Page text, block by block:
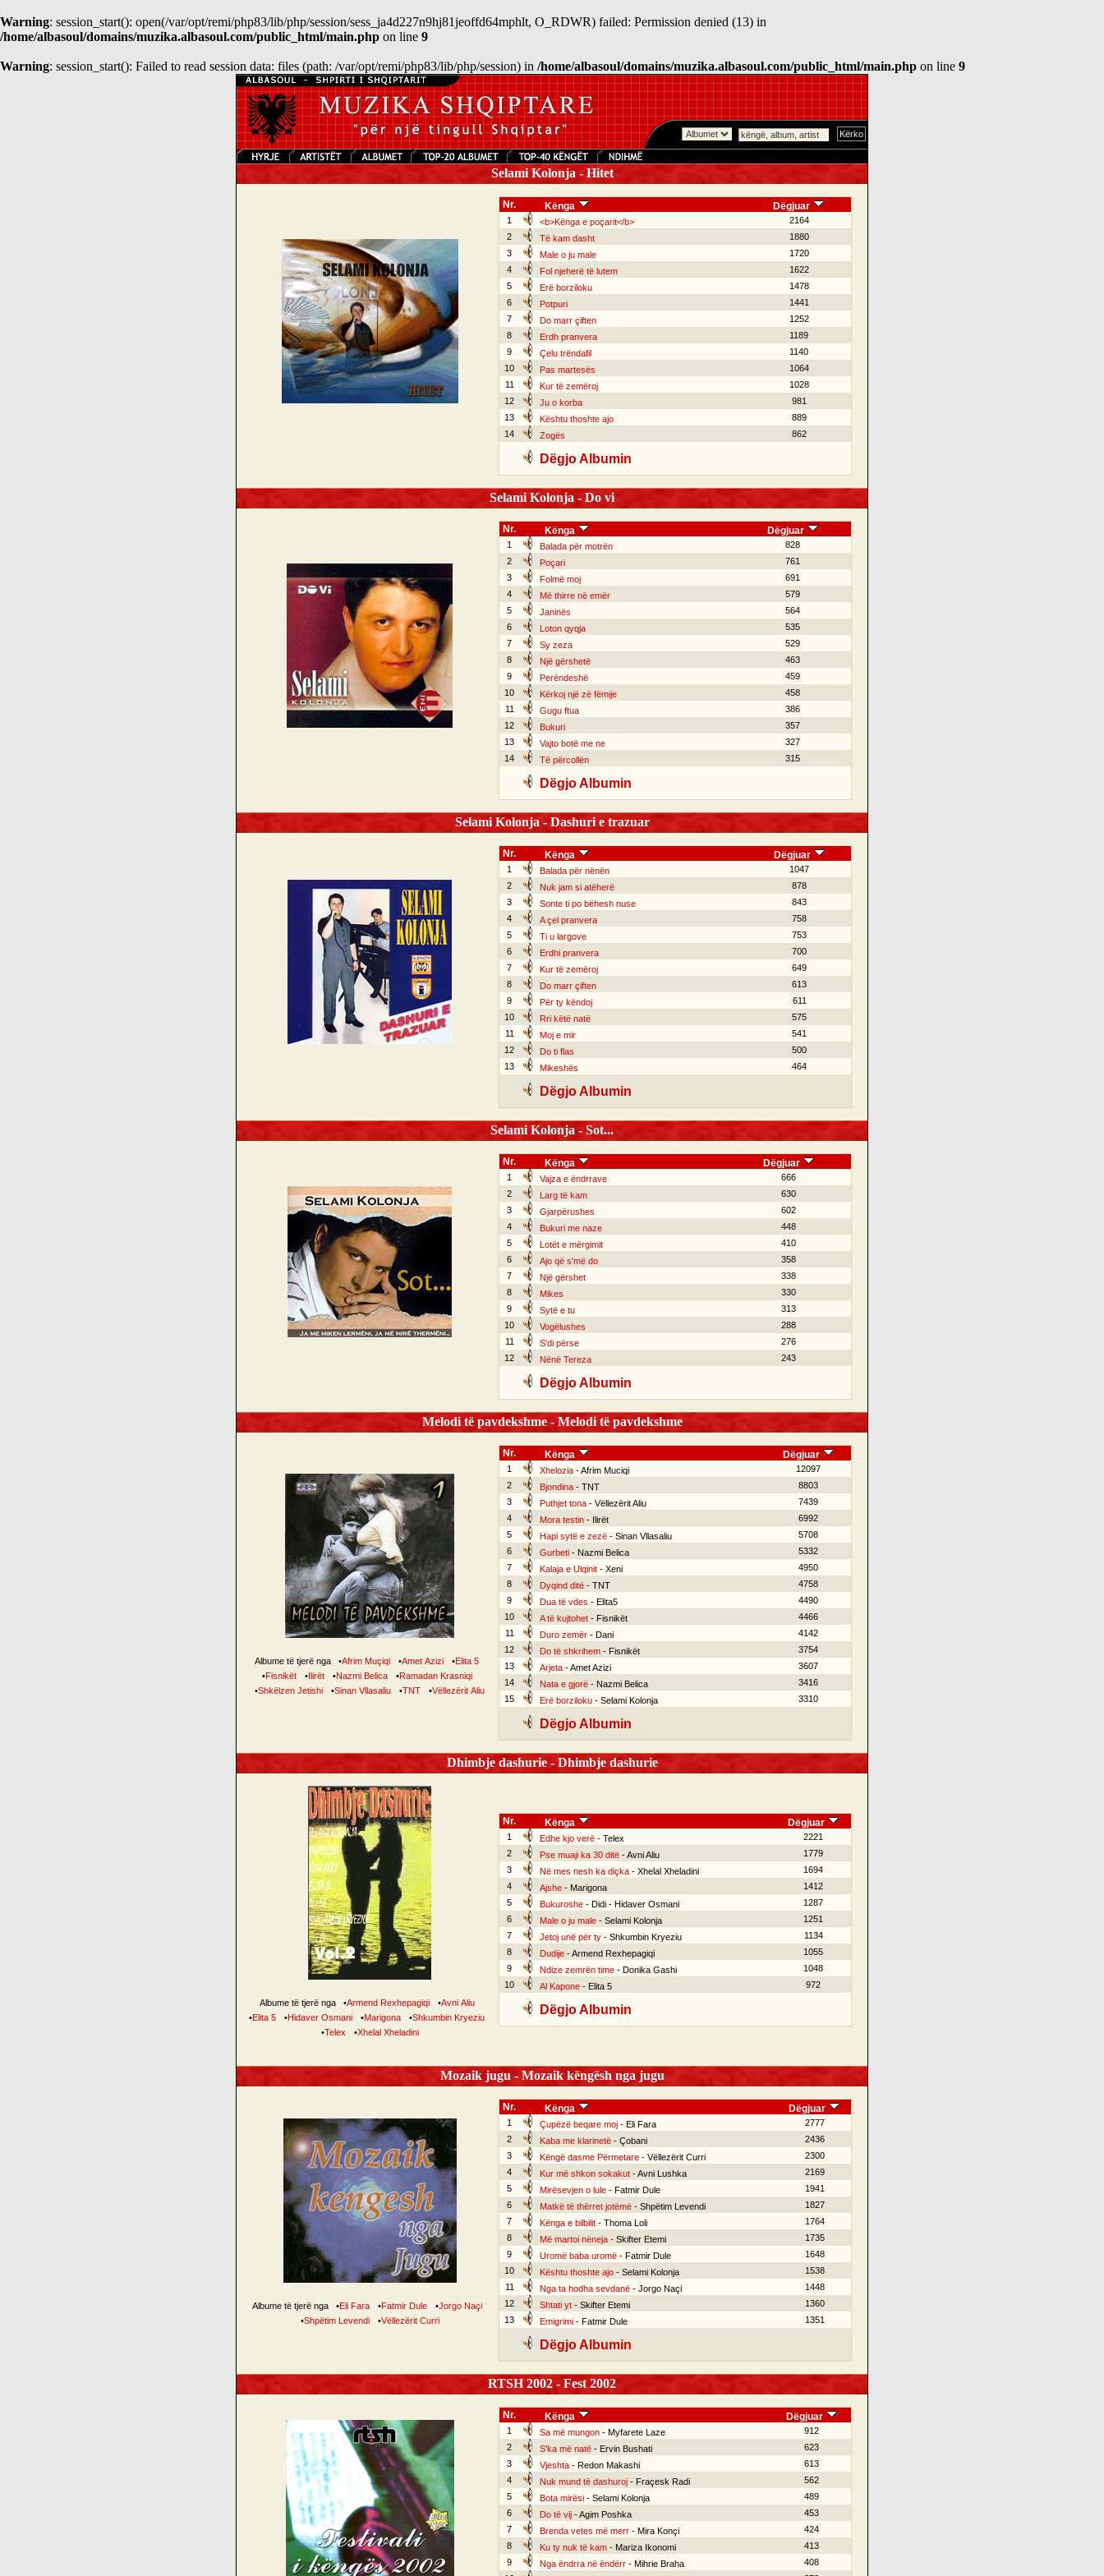
Warning: session_start(): open(/var/opt/remi/php83/lib/php/session/sess_ja4d227n9hj81jeoffd64mphlt, O_RDWR) failed: Permission denied (13) in
/home/albasoul/domains/muzika.albasoul.com/public_html/main.php on line 9
Warning: session_start(): Failed to read session data: files (path: /var/opt/remi/php83/lib/php/session) in /home/albasoul/domains/muzika.albasoul.com/public_html/main.php on line 9
Selami Kolonja - Hitet
Nr. Kënga Dëgjuar
1 <b>Kënga e poçarit</b>
2164
2
Të kam dasht
1880
3
Male o ju male
1720
4
Fol njeherë të lutem
1622
5
Erë borziloku
1478
6
Potpuri
1441
7
Do marr çiften
1252
8
Erdh pranvera
1189
9
Çelu trëndafil
1140
10
Pas martesës
1064
11
Kur të zemëroj
1028
12
Ju o korba
981
13
Kështu thoshte ajo
889
14
Zogës 862
Dëgjo Albumin
Selami Kolonja - Do vi
Nr. Kënga Dëgjuar
1 Balada për motrën
828
2
Poçari
761
3
Folmë moj
691
4
Më thirre në emër
579
5
Janinës
564
6
Loton qyqja
535
7
Sy zeza
529
8
Një gërshetë
463
9
Perëndeshë
459
10
Kërkoj një zë fëmije
458
11
Gugu ftua
386
12
Bukuri
357
13
Vajto botë me ne
327
14
Të përcollën 315
Dëgjo Albumin
Selami Kolonja - Dashuri e trazuar
Nr. Kënga Dëgjuar
1 Balada për nënën
1047
2
Nuk jam si atëherë
878
3
Sonte ti po bëhesh nuse
843
4
A çel pranvera
758
5
Ti u largove
753
6
Erdhi pranvera
700
7
Kur të zemëroj
649
8
Do marr çiften
613
9
Për ty këndoj
611
10
Rri këtë natë
575
11
Moj e mir
541
12
Do ti flas
500
13
Mikeshës 464
Dëgjo Albumin
Selami Kolonja - Sot...
Nr. Kënga Dëgjuar
1 Vajza e ëndrrave
666
2
Larg të kam
630
3
Gjarpërushes
602
4
Bukuri me naze
448
5
Lotët e mërgimit
410
6
Ajo që s'më do
358
7
Një gërshet
338
8
Mikes
330
9
Sytë e tu
313
10
Vogëlushes
288
11
S'di përse
276
12
Nënë Tereza 243
Dëgjo Albumin
Melodi të pavdekshme - Melodi të pavdekshme
Albume të tjerë nga •Afrim Muçiqi •Amet Azizi •Elita 5
•Fisnikët •Ilirët •Nazmi Belica •Ramadan Krasniqi
•Shkëlzen Jetishi •Sinan Vllasaliu •TNT •Vëllezërit Aliu
Nr. Kënga Dëgjuar
1 Xhelozia- Afrim Muciqi
12097
2
Bjondina- TNT
8803
3
Puthjet tona- Vëllezërit Aliu
7439
4
Mora testin- Ilirët
6992
5
Hapi sytë e zezë- Sinan Vllasaliu
5708
6
Gurbeti- Nazmi Belica
5332
7
Kalaja e Ulqinit- Xeni
4950
8
Dyqind ditë- TNT
4758
9
Dua të vdes - Elita5
4490
10
A të kujtohet- Fisnikët
4466
11
Duro zemër- Dani
4142
12
Do të shkrihem- Fisnikët
3754
13
Arjeta- Amet Azizi
3607
14
Nata e gjorë- Nazmi Belica
3416
15
Erë borziloku- Selami Kolonja 3310
Dëgjo Albumin
Dhimbje dashurie - Dhimbje dashurie
Albume të tjerë nga •Armend Rexhepagiqi •Avni Aliu
•Elita 5 •Hidaver Osmani •Marigona •Shkumbin Kryeziu
•Telex •Xhelal Xheladini
Nr. Kënga Dëgjuar
1 Edhe kjo verë- Telex
2221
2
Pse muaji ka 30 ditë- Avni Aliu
1779
3
Në mes nesh ka diçka- Xhelal Xheladini
1694
4
Ajshe- Marigona
1412
5
Bukuroshe- Didi - Hidaver Osmani
1287
6
Male o ju male- Selami Kolonja
1251
7
Jetoj unë për ty- Shkumbin Kryeziu
1134
8
Dudije- Armend Rexhepagiqi
1055
9
Ndize zemrën time- Donika Gashi
1048
10
Al Kapone- Elita 5 972
Dëgjo Albumin
Mozaik jugu - Mozaik këngësh nga jugu
Albume të tjerë nga •Eli Fara •Fatmir Dule •Jorgo Naçi
•Shpëtim Levendi •Vëllezërit Curri
Nr. Kënga Dëgjuar
1 Çupëzë beqare moj- Eli Fara
2777
2
Kaba me klarinetë- Çobani
2436
3
Këngë dasme Përmetare- Vëllezërit Curri
2300
4
Kur më shkon sokakut- Avni Lushka
2169
5
Mirësevjen o lule- Fatmir Dule
1941
6
Matkë të thërret jotëmë- Shpëtim Levendi
1827
7
Kënga e bilbilit- Thoma Loli
1764
8
Më martoi nëneja- Skifter Etemi
1735
9
Uromë baba uromë- Fatmir Dule
1648
10
Kështu thoshte ajo- Selami Kolonja
1538
11
Nga ta hodha sevdanë- Jorgo Naçi
1448
12
Shtati yt- Skifter Etemi
1360
13
Emigrimi- Fatmir Dule 1351
Dëgjo Albumin
RTSH 2002 - Fest 2002
Nr. Kënga Dëgjuar
1 Sa më mungon- Myfarete Laze
912
2
S'ka më natë- Ervin Bushati
623
3
Vjeshta- Redon Makashi
613
4
Nuk mund të dashuroj- Fraçesk Radi
562
5
Bota mirësi- Selami Kolonja
489
6
Do të vij- Agim Poshka
453
7
Brenda vetes më merr- Mira Konçi
424
8
Ku ty nuk të kam- Mariza Ikonomi
413
9
Nga ëndrra në ëndërr- Mihrie Braha
408